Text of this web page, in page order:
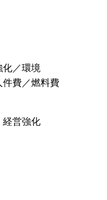
化／環境
件費／燃料費
経営強化